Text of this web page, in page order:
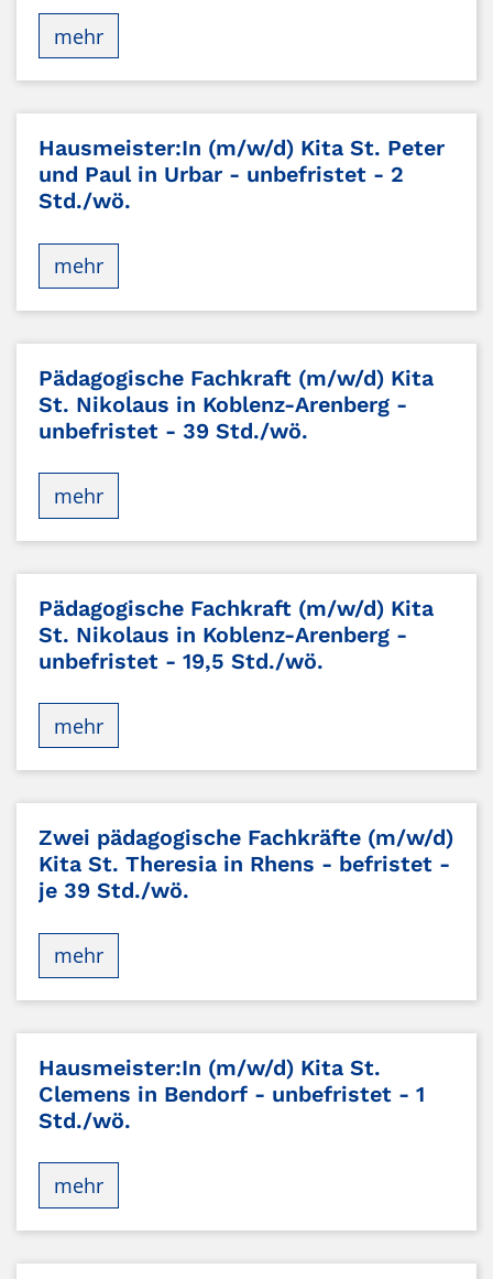
mehr
Hausmeister:In (m/w/d) Kita St. Peter
und Paul in Urbar - unbefristet - 2
Std./wö.
mehr
Pädagogische Fachkraft (m/w/d) Kita
St. Nikolaus in Koblenz-Arenberg -
unbefristet - 39 Std./wö.
mehr
Pädagogische Fachkraft (m/w/d) Kita
St. Nikolaus in Koblenz-Arenberg -
unbefristet - 19,5 Std./wö.
mehr
Zwei pädagogische Fachkräfte (m/w/d)
Kita St. Theresia in Rhens - befristet -
je 39 Std./wö.
mehr
Hausmeister:In (m/w/d) Kita St.
Clemens in Bendorf - unbefristet - 1
Std./wö.
mehr